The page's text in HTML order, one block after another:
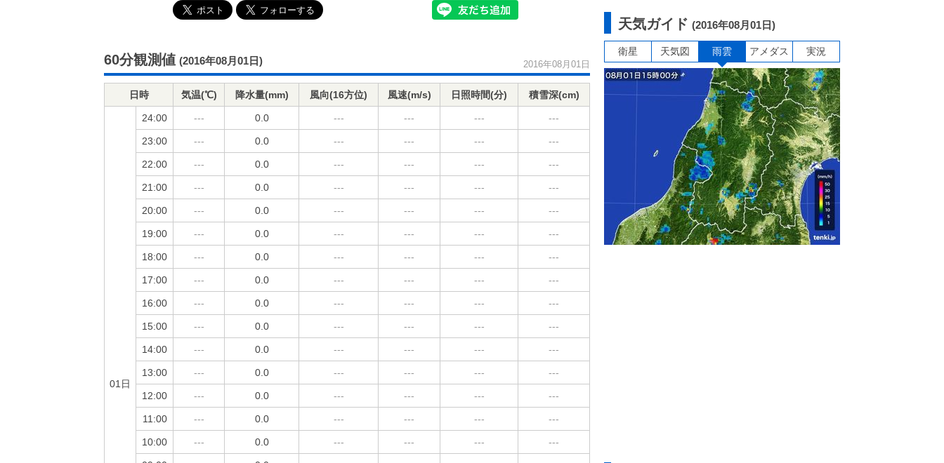
60分観測値 (2016年08月01日) 2016年08月01日
日時 気温(℃) 降水量(mm) 風向(16方位) 風速(m/s) 日照時間(分) 積雪深(cm)
01日
24:00 --- 0.0 --- --- --- ---
23:00 --- 0.0 --- --- --- ---
22:00 --- 0.0 --- --- --- ---
21:00 --- 0.0 --- --- --- ---
20:00 --- 0.0 --- --- --- ---
19:00 --- 0.0 --- --- --- ---
18:00 --- 0.0 --- --- --- ---
17:00 --- 0.0 --- --- --- ---
16:00 --- 0.0 --- --- --- ---
15:00 --- 0.0 --- --- --- ---
14:00 --- 0.0 --- --- --- ---
13:00 --- 0.0 --- --- --- ---
12:00 --- 0.0 --- --- --- ---
11:00 --- 0.0 --- --- --- ---
10:00 --- 0.0 --- --- --- ---
天気ガイド (2016年08月01日)
衛星 天気図 雨雲 アメダス 実況